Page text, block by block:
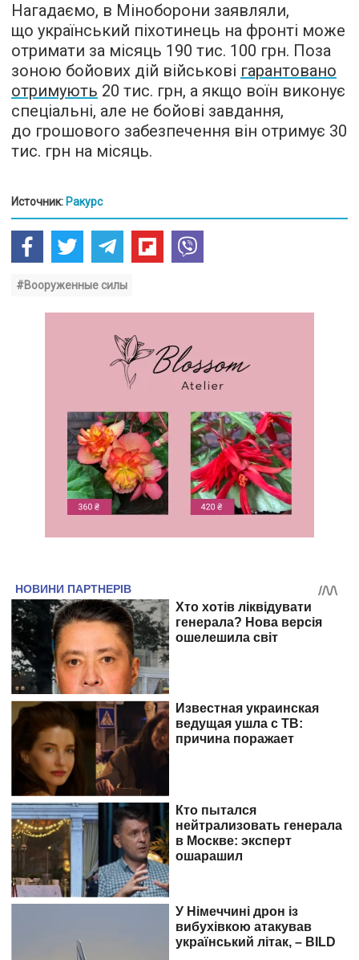
Нагадаємо, в Міноборони заявляли,
що український піхотинець на фронті може
отримати за місяць 190 тис. 100 грн. Поза
зоною бойових дій військові гарантовано
отримують 20 тис. грн, а якщо воїн виконує
спеціальні, але не бойові завдання,
до грошового забезпечення він отримує 30
тис. грн на місяць.
Источник: Ракурс
#Вооруженные силы